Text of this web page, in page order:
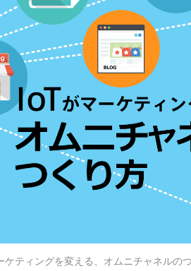
ティングを変える、オムニチャネルの